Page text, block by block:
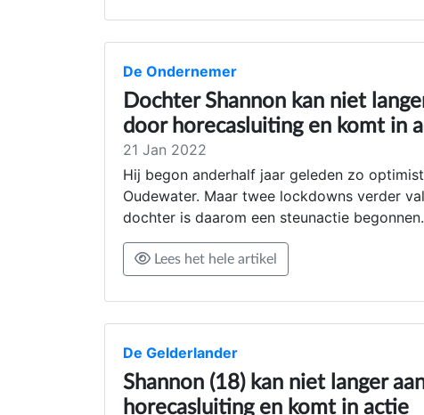
De Ondernemer
Dochter Shannon kan niet
door horecasluiting en komt in
21 Jan 2022
Hij begon anderhalf jaar geleden zo
Oudewater. Maar twee lockdowns verder
dochter is daarom een steunactie begonnen.
Lees het hele artikel
De Gelderlander
Shannon (18) kan niet langer
horecasluiting en komt in actie